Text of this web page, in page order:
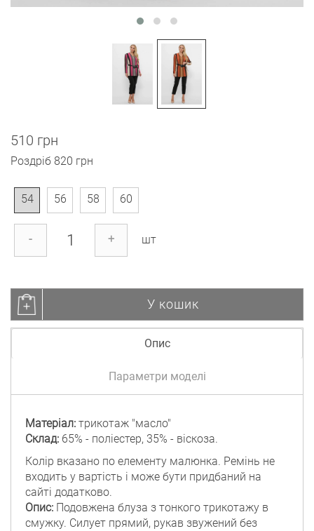
510 грн
Роздріб 820 грн
54 56 58 60
- + шт
У кошик
Опис
Параметри моделі
Матеріал: трикотаж "масло"
Склад: 65% - поліестер, 35% - віскоза.
Колір вказано по елементу малюнка. Ремінь не
входить у вартість і може бути придбаний на
сайті додатково.
Опис: Подовжена блуза з тонкого трикотажу в
смужку. Силует прямий, рукав звужений без